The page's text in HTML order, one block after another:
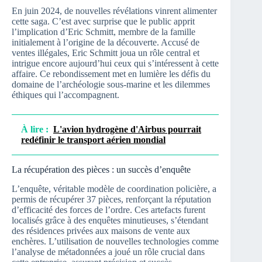
En juin 2024, de nouvelles révélations vinrent alimenter
cette saga. C’est avec surprise que le public apprit
l’implication d’Eric Schmitt, membre de la famille
initialement à l’origine de la découverte. Accusé de
ventes illégales, Eric Schmitt joua un rôle central et
intrigue encore aujourd’hui ceux qui s’intéressent à cette
affaire. Ce rebondissement met en lumière les défis du
domaine de l’archéologie sous-marine et les dilemmes
éthiques qui l’accompagnent.
À lire : L'avion hydrogène d'Airbus pourrait
redéfinir le transport aérien mondial
La récupération des pièces : un succès d’enquête
L’enquête, véritable modèle de coordination policière, a
permis de récupérer 37 pièces, renforçant la réputation
d’efficacité des forces de l’ordre. Ces artefacts furent
localisés grâce à des enquêtes minutieuses, s’étendant
des résidences privées aux maisons de vente aux
enchères. L’utilisation de nouvelles technologies comme
l’analyse de métadonnées a joué un rôle crucial dans